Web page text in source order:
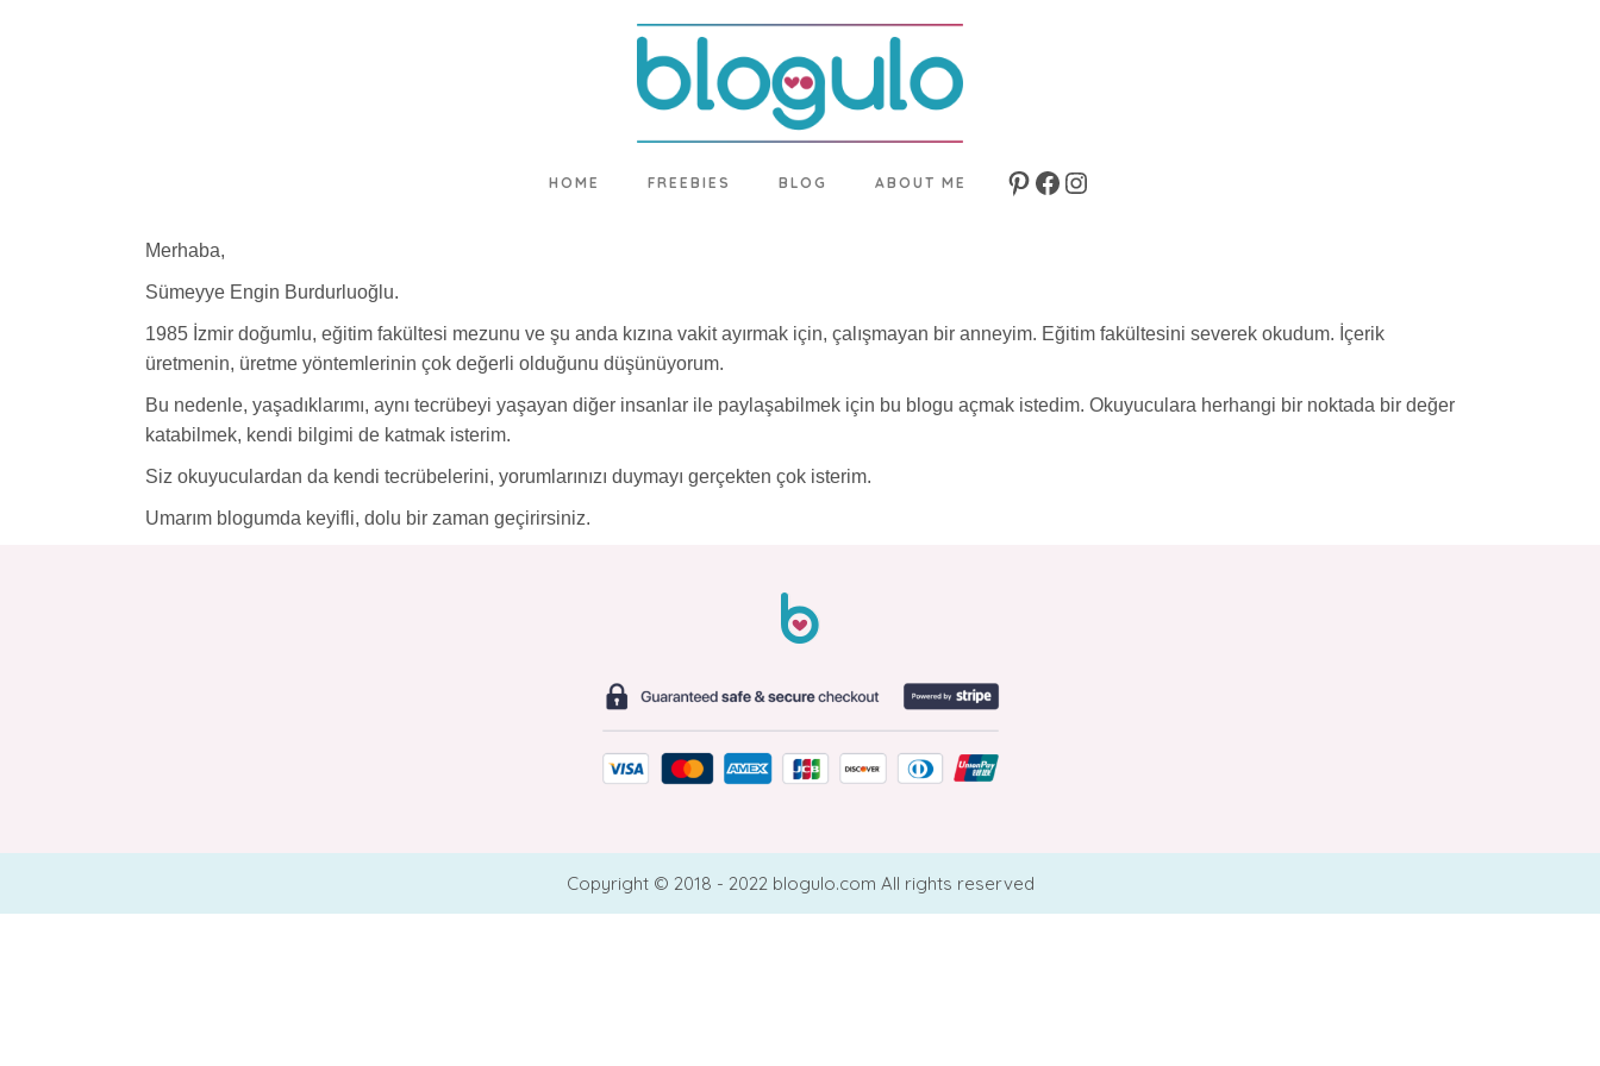
HOME FREEBIES BLOG ABOUT ME Pinterest
Facebook
Instagram
Merhaba,
Sümeyye Engin Burdurluoğlu.
1985 İzmir doğumlu, eğitim fakültesi mezunu ve şu anda kızına vakit ayırmak için, çalışmayan bir anneyim. Eğitim fakültesini severek okudum. İçerik
üretmenin, üretme yöntemlerinin çok değerli olduğunu düşünüyorum.
Bu nedenle, yaşadıklarımı, aynı tecrübeyi yaşayan diğer insanlar ile paylaşabilmek için bu blogu açmak istedim. Okuyuculara herhangi bir noktada bir değer
katabilmek, kendi bilgimi de katmak isterim.
Siz okuyuculardan da kendi tecrübelerini, yorumlarınızı duymayı gerçekten çok isterim.
Umarım blogumda keyifli, dolu bir zaman geçirirsiniz.
Copyright © 2018 - 2022 blogulo.com All rights reserved